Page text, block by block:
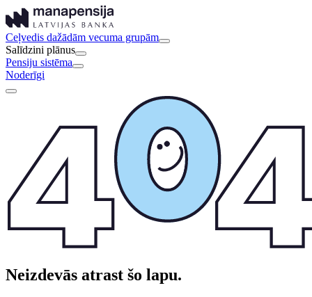
Ceļvedis dažādām vecuma grupām
Salīdzini plānus
Pensiju sistēma
Noderīgi
Neizdevās atrast šo lapu.